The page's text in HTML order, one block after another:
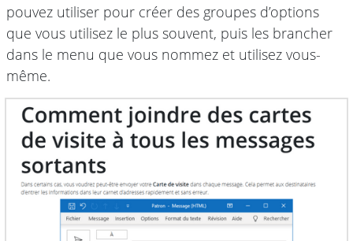
pouvez utiliser pour créer des groupes d’options
que vous utilisez le plus souvent, puis les brancher
dans le menu que vous nommez et utilisez vous-
même.